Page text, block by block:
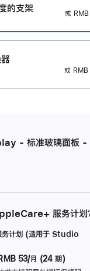
的支‍架
或
或
- 标准玻璃面板 -
服务计划
计划 (适用于 Studio
RMB 53/月 (24 期)